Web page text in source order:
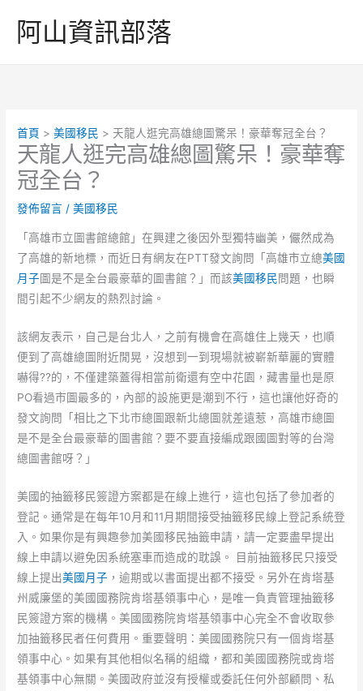
阿山資訊部落
首頁 美國移民 天龍人逛完高雄總圖驚呆！豪華奪冠全台？
天龍人逛完高雄總圖驚呆！豪華奪
冠全台？
發佈留言 /美國移民
「高雄市立圖書館總館」在興建之後因外型獨特幽美，儼然成為
了高雄的新地標，而近日有網友在PTT發文詢問「高雄市立總美國
月子圖是不是全台最豪華的圖書館？」而該美國移民問題，也瞬
間引起不少網友的熱烈討論。
該網友表示，自己是台北人，之前有機會在高雄住上幾天，也順
便到了高雄總圖附近閒晃，沒想到一到現場就被嶄新華麗的實體
嚇得??的，不僅建築蓋得相當前衛還有空中花園，藏書量也是原
PO看過市圖最多的，內部的設施更是潮到不行，這也讓他好奇的
發文詢問「相比之下北市總圖跟新北總圖就差遠惹，高雄市總圖
是不是全台最豪華的圖書館？要不要直接編成跟國圖對等的台灣
總圖書館呀？」
美國的抽籤移民簽證方案都是在線上進行，這也包括了參加者的
登記。通常是在每年10月和11月期間接受抽籤移民線上登記系統登
入。如果你是有興趣參加美國移民抽籤申請，請一定要盡早提出
線上申請以避免因系統塞車而造成的耽誤。 目前抽籤移民只接受
線上提出美國月子 ，逾期或以書面提出都不接受。另外在肯塔基
州威廉堡的美國國務院肯塔基領事中心，是唯一負責管理抽籤移
民簽證方案的機構。美國國務院肯塔基領事中心完全不會收取參
加抽籤移民者任何費用。重要聲明：美國國務院只有一個肯塔基
領事中心。如果有其他相似名稱的組織，都和美國國務院或肯塔
基領事中心無關。美國政府並沒有授權或委託任何外部顧問、私